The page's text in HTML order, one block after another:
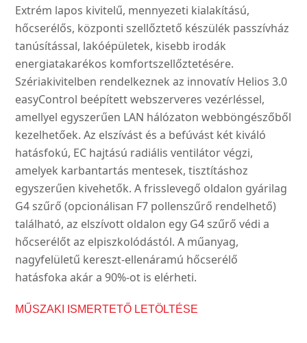
Extrém lapos kivitelű, mennyezeti kialakítású,
hőcserélős, központi szellőztető készülék passzívház
tanúsítással, lakóépületek, kisebb irodák
energiatakarékos komfortszellőztetésére.
Szériakivitelben rendelkeznek az innovatív Helios 3.0
easyControl beépített webszerveres vezérléssel,
amellyel egyszerűen LAN hálózaton webböngészőből
kezelhetőek. Az elszívást és a befúvást két kiváló
hatásfokú, EC hajtású radiális ventilátor végzi,
amelyek karbantartás mentesek, tisztításhoz
egyszerűen kivehetők. A frisslevegő oldalon gyárilag
G4 szűrő (opcionálisan F7 pollenszűrő rendelhető)
található, az elszívott oldalon egy G4 szűrő védi a
hőcserélőt az elpiszkolódástól. A műanyag,
nagyfelületű kereszt-ellenáramú hőcserélő
hatásfoka akár a 90%-ot is elérheti.
MŰSZAKI ISMERTETŐ LETÖLTÉSE